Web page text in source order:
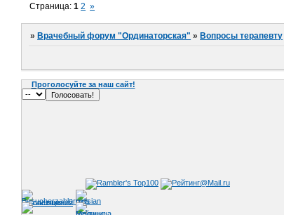
Страница:1 2 »
»Врачебный форум "Ординаторская" »Вопросы терапевту
Проголосуйте за наш сайт!